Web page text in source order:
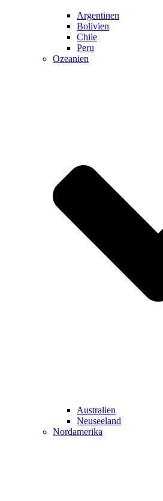
Argentinen
Bolivien
Chile
Peru
Ozeanien
Australien
Neuseeland
Nordamerika